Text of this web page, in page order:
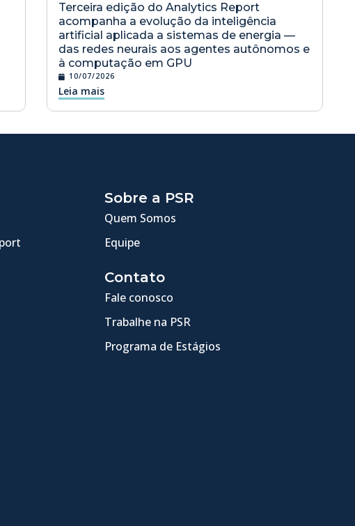
Terceira edição do Analytics Report
acompanha a evolução da inteligência
artificial aplicada a sistemas de energia —
das redes neurais aos agentes autônomos e
à computação em GPU
10/07/2026
Leia mais
Sobre a PSR
Quem Somos
Equipe
Contato
Fale conosco
Trabalhe na PSR
Programa de Estágios